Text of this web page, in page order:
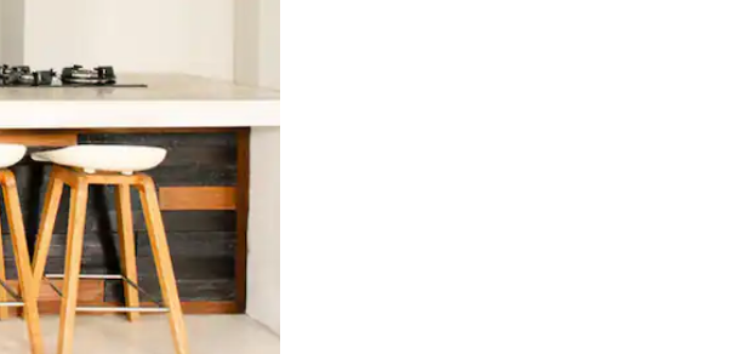
kao i dodirom ili prelaskom prstom po zaslonu.